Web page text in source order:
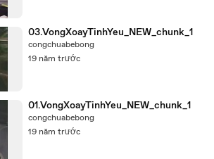
03.VongXoayTinhYeu_NEW_chunk_1
congchuabebong
19 năm trước
01.VongXoayTinhYeu_NEW_chunk_1
congchuabebong
19 năm trước